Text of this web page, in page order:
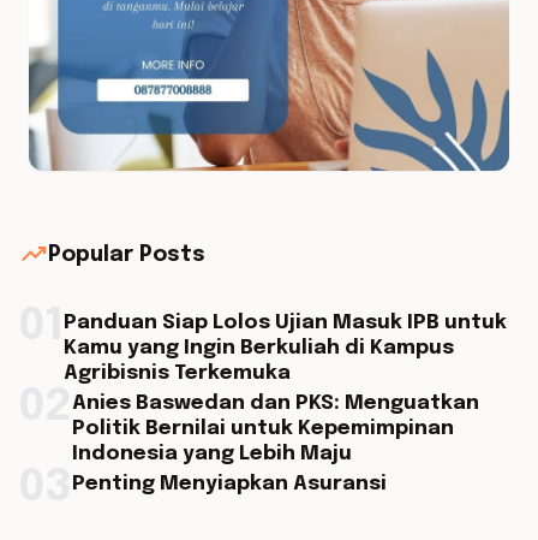
trending_up Popular Posts
Panduan Siap Lolos Ujian Masuk IPB untuk
Kamu yang Ingin Berkuliah di Kampus
Agribisnis Terkemuka
Anies Baswedan dan PKS: Menguatkan
Politik Bernilai untuk Kepemimpinan
Indonesia yang Lebih Maju
Penting Menyiapkan Asuransi